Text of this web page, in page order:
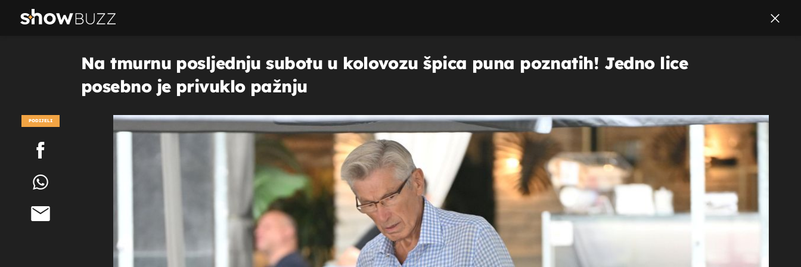
Na tmurnu posljednju subotu u kolovozu špica puna poznatih! Jedno lice
posebno je privuklo pažnju
PODIJELI
POGLEDAJ